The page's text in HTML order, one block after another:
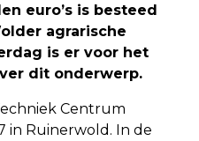
euro’s is besteed
agrarische
is er voor het
dit onderwerp.
Centrum
in Ruinerwold. In de